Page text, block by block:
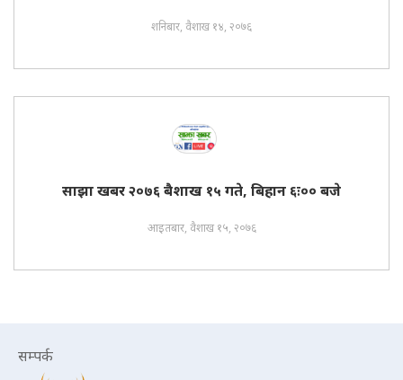
शनिबार, वैशाख १४, २०७६
साझा खबर २०७६ बैशाख १५ गते, बिहान ६ः०० बजे
आइतबार, वैशाख १५, २०७६
सम्पर्क